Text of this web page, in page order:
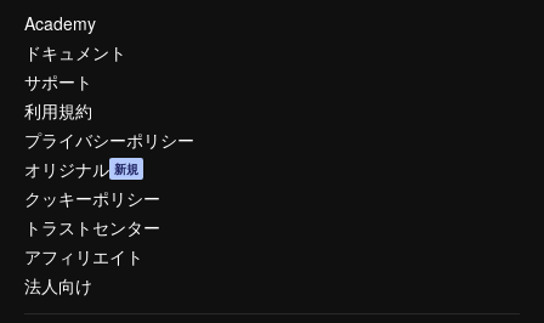
Academy
ドキュメント
サポート
利用規約
プライバシーポリシー
オリジナル 新規
クッキーポリシー
トラストセンター
アフィリエイト
法人向け